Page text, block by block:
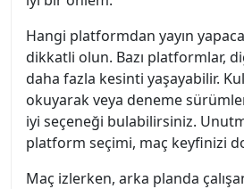
Hangi platformdan yayın
dikkatli olun. Bazı platformlar,
daha fazla kesinti yaşayabilir.
okuyarak veya deneme
iyi seçeneği bulabilirsiniz.
platform seçimi, maç keyfinizi
Maç izlerken, arka planda